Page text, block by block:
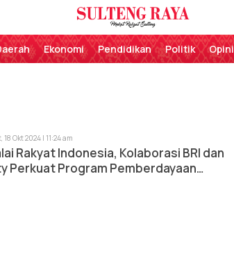
Sulteng Raya
Perekat Rakyat Sulteng
Ekonomi Pendidikan Politik Opini
18 Okt 2024 | 11:24 am
Rakyat Indonesia, Kolaborasi BRI dan
Perkuat Program Pemberdayaan